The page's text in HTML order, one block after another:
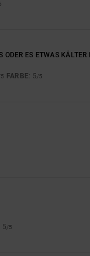
ES ETWAS KÄLTER
FARBE: 5/5
5/5